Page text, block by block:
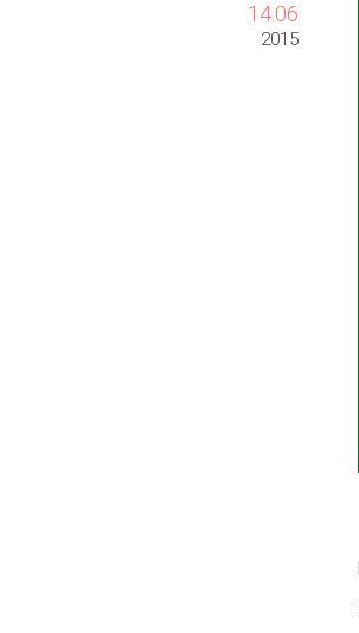
14.06
2015